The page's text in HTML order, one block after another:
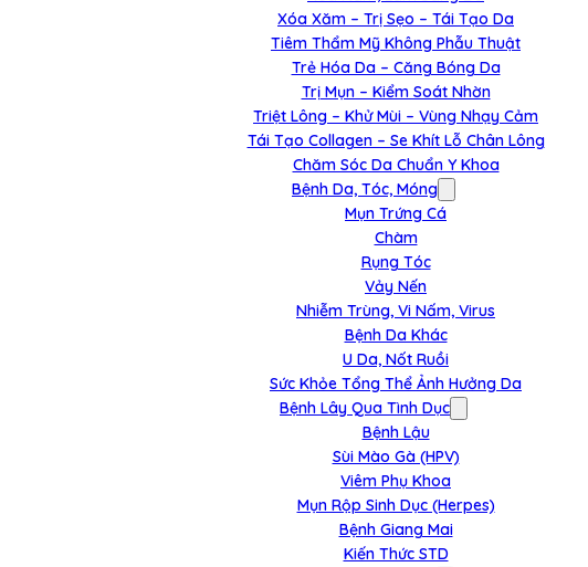
Xóa Xăm – Trị Sẹo – Tái Tạo Da
Tiêm Thẩm Mỹ Không Phẫu Thuật
Trẻ Hóa Da – Căng Bóng Da
Trị Mụn – Kiểm Soát Nhờn
Triệt Lông – Khử Mùi – Vùng Nhạy Cảm
Tái Tạo Collagen – Se Khít Lỗ Chân Lông
Chăm Sóc Da Chuẩn Y Khoa
Bệnh Da, Tóc, Móng
Mụn Trứng Cá
Chàm
Rụng Tóc
Vảy Nến
Nhiễm Trùng, Vi Nấm, Virus
Bệnh Da Khác
U Da, Nốt Ruồi
Sức Khỏe Tổng Thể Ảnh Hưởng Da
Bệnh Lây Qua Tình Dục
Bệnh Lậu
Sùi Mào Gà (HPV)
Viêm Phụ Khoa
Mụn Rộp Sinh Dục (Herpes)
Bệnh Giang Mai
Kiến Thức STD